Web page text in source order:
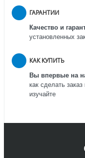
ГАРАНТИИ
Качество и
установленных
КАК КУПИТЬ
Вы впервые на
как сделать
изучайте